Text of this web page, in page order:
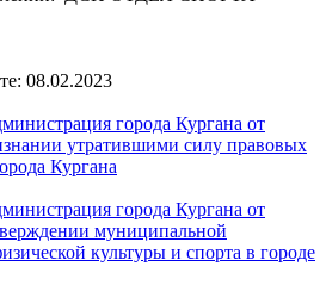
08.02.2023
города Кургана от
утратившими силу правовых
Кургана
города Кургана от
муниципальной
культуры и спорта в городе